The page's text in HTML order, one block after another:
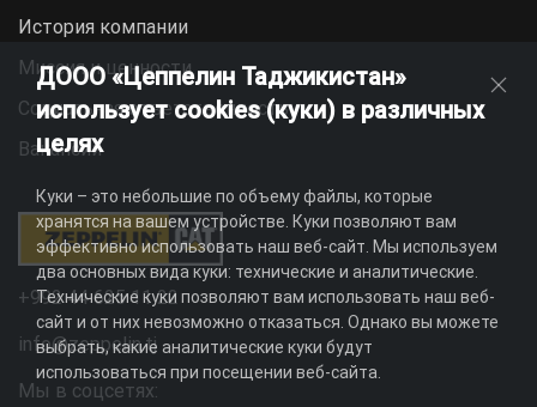
История компании
Миссия и ценности
Социальная ответственность
Вакансии
+992 44 625 11 22
info@zeppelin.tj
Мы в соцсетях:
ДООО «Цеппелин Таджикистан»
использует cookies (куки) в различных
целях
Куки – это небольшие по объему файлы, которые
хранятся на вашем устройстве. Куки позволяют вам
эффективно использовать наш веб-сайт. Мы используем
два основных вида куки: технические и аналитические.
Технические куки позволяют вам использовать наш веб-
сайт и от них невозможно отказаться. Однако вы можете
выбрать, какие аналитические куки будут
использоваться при посещении веб-сайта.